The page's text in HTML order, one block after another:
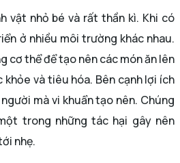
vật nhỏ bé và rất thần kì. Khi có
ở nhiều môi trường khác nhau.
cơ thể để tạo nên các món ăn lên
và tiêu hóa. Bên cạnh lợi ích
mà vi khuẩn tạo nên. Chúng
trong những tác hại gây nên
nhẹ.